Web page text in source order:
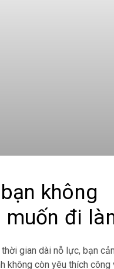
không
muốn đi
gian dài nỗ lực, bạn
không còn yêu thích công